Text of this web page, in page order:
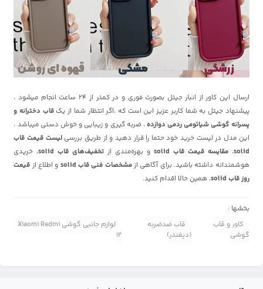
ارسال این کاور از انبار جیتل بصورت فوری و در کمتر از 24 ساعت انجام میشود ،
پیشنهاد جیتل به شما کاربر عزیز این است که ،اگر انتظار شما از یکقاب دخترانه و
پسرانه گوشی شیائومی ردمی دوازده ، ضربه گیری و زیبایی و خوش دستی میباشد ،
این مدل در لیست خرید خود حتما را قرار دهید و از طریق بررسیلیست قیمت قاب
solid،مقایسه قیمت قاب solid و بهره‌مندی از تخفیف‌های قاب solid
، خریدی
هوشمندانه داشته باشید. برای آگاهی ازمشخصات فنی قاب solid و اطلاع از قیمت
روز قاب solid
، همین حالا اقدام کنید.
بخشها :
کاور و قاب
گوشی
قاب ضدضربه
(دیفندر)
لوازم جانبی گوشی Xiaomi Redmi
12